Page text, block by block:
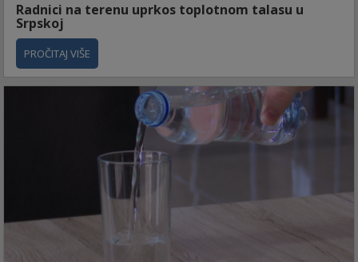
Radnici na terenu uprkos toplotnom talasu u
Srpskoj
PROČITAJ VIŠE